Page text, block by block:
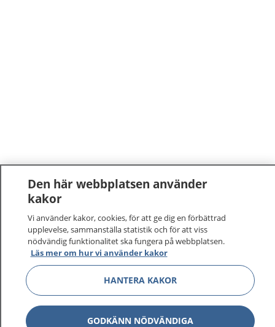
1177 –tryggt om din hälsa och vård
På 1177.se får du råd om hälsa och information om
sjukdomar och vilka mottagningar du kan kontakta.
Logga in för att läsa din journal och göra dina
vårdärenden. Ring telefonnummer 1177 för
sjukvårdsrådgivning dygnet runt.
1177 ger dig råd när du vill må bättre.
Den här webbplatsen använder
kakor
Vi använder kakor, cookies, för att ge dig en förbättrad
upplevelse, sammanställa statistik och för att viss
nödvändig funktionalitet ska fungera på webbplatsen.
Läs mer om hur vi använder kakor
HANTERA KAKOR
GODKÄNN NÖDVÄNDIGA